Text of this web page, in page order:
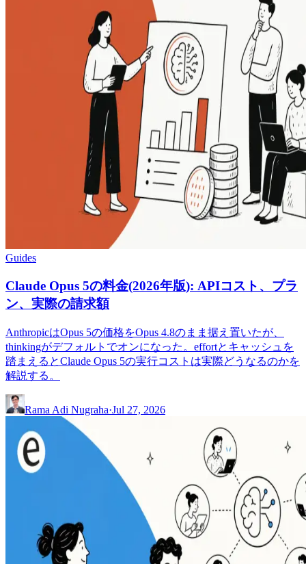
Guides
Claude Opus 5の料金(2026年版): APIコスト、プラ
ン、実際の請求額
AnthropicはOpus 5の価格をOpus 4.8のまま据え置いたが、
thinkingがデフォルトでオンになった。effortとキャッシュを
踏まえるとClaude Opus 5の実行コストは実際どうなるのかを
解説する。
Rama Adi Nugraha·Jul 27, 2026